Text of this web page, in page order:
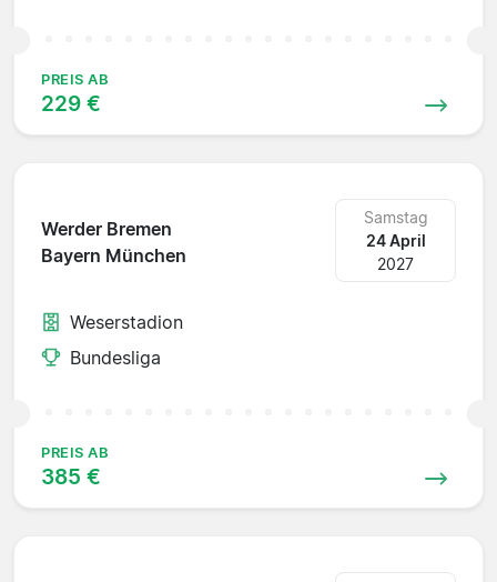
PREIS AB
229 €
Werder Bremen
Bayern München
Samstag
24 April
2027
Weserstadion
Bundesliga
PREIS AB
385 €